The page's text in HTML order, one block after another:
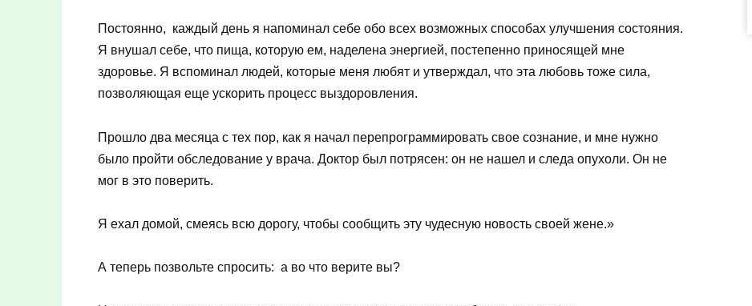
Постоянно, каждый день я напоминал себе обо всех возможных способах улучшения состояния.
Я внушал себе, что пища, которую ем, наделена энергией, постепенно приносящей мне
здоровье. Я вспоминал людей, которые меня любят и утверждал, что эта любовь тоже сила,
позволяющая еще ускорить процесс выздоровления.
Прошло два месяца с тех пор, как я начал перепрограммировать свое сознание, и мне нужно
было пройти обследование у врача. Доктор был потрясен: он не нашел и следа опухоли. Он не
мог в это поверить.
Я ехал домой, смеясь всю дорогу, чтобы сообщить эту чудесную новость своей жене.»
А теперь позвольте спросить: а во что верите вы?